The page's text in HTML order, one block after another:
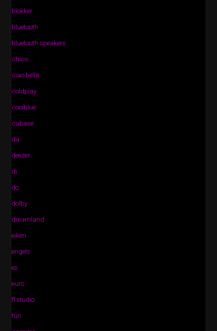
blokker
bluetooth
bluetooth speakers
chico
ciao bella
coldplay
coolblue
cubase
da
deezer
di
do
dolby
dreamland
eiken
engels
es
euro
fl studio
fun